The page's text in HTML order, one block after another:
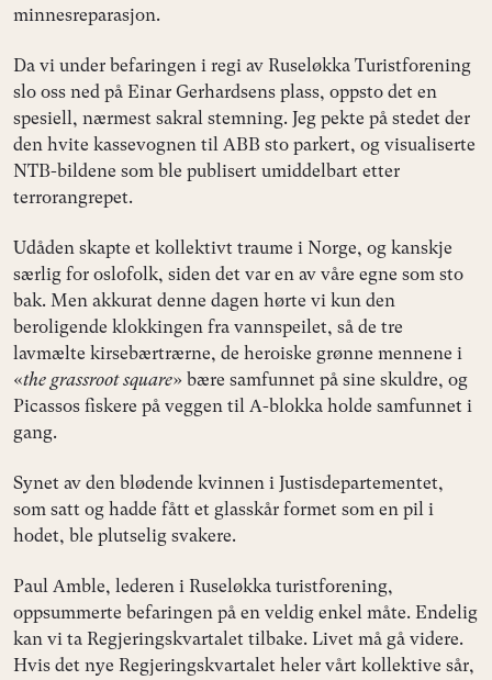
minnesreparasjon.
Da vi under befaringen i regi av Ruseløkka Turistforening
slo oss ned på Einar Gerhardsens plass, oppsto det en
spesiell, nærmest sakral stemning. Jeg pekte på stedet der
den hvite kassevognen til ABB sto parkert, og visualiserte
NTB-bildene som ble publisert umiddelbart etter
terrorangrepet.
Udåden skapte et kollektivt traume i Norge, og kanskje
særlig for oslofolk, siden det var en av våre egne som sto
bak. Men akkurat denne dagen hørte vi kun den
beroligende klokkingen fra vannspeilet, så de tre
lavmælte kirsebærtrærne, de heroiske grønne mennene i
«the grassroot square» bære samfunnet på sine skuldre, og
Picassos fiskere på veggen til A-blokka holde samfunnet i
gang.
Synet av den blødende kvinnen i Justisdepartementet,
som satt og hadde fått et glasskår formet som en pil i
hodet, ble plutselig svakere.
Paul Amble, lederen i Ruseløkka turistforening,
oppsummerte befaringen på en veldig enkel måte. Endelig
kan vi ta Regjeringskvartalet tilbake. Livet må gå videre.
Hvis det nye Regjeringskvartalet heler vårt kollektive sår,